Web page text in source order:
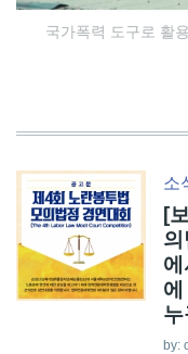
국가폭력 도구로 활
소
[
by: